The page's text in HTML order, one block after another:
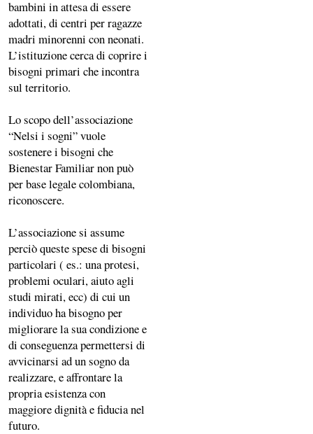
bambini in attesa di essere
adottati, di centri per ragazze
madri minorenni con neonati.
L’istituzione cerca di coprire i
bisogni primari che incontra
sul territorio.
Lo scopo dell’associazione
“Nelsi i sogni” vuole
sostenere i bisogni che
Bienestar Familiar non può
per base legale colombiana,
riconoscere.
L’associazione si assume
perciò queste spese di bisogni
particolari ( es.: una protesi,
problemi oculari, aiuto agli
studi mirati, ecc) di cui un
individuo ha bisogno per
migliorare la sua condizione e
di conseguenza permettersi di
avvicinarsi ad un sogno da
realizzare, e affrontare la
propria esistenza con
maggiore dignità e fiducia nel
futuro.